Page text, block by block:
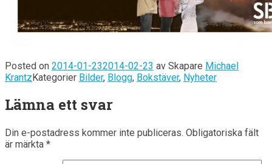
Posted on 2014-01-232014-02-23 av Skapare Michael
KrantzKategorier Bilder, Blogg, Bokstäver, Nyheter
Lämna ett svar
Din e-postadress kommer inte publiceras. Obligatoriska fält
är märkta *